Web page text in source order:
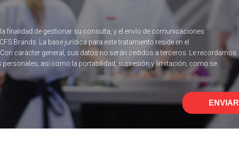
finalidad de gestionar su consulta, y el envío de comunicaciones
Brands. La base jurídica para este tratamiento reside en el
carácter general, sus datos no serán cedidos a terceros. Le recordamos
personales, así como la portabilidad, supresión y limitación, como se
ENVIAR